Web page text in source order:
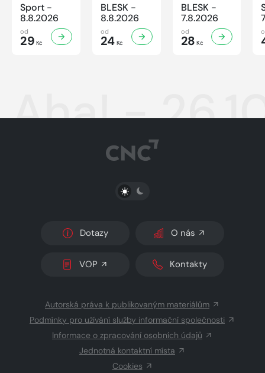
Sport -
8.8.2026
od
29 Kč
BLESK -
8.8.2026
od
24Kč
BLESK -
7.8.2026
od
28 Kč
Aha! -
PŘEPNOUT SVĚTLÝ/TMAVÝ REŽIM
Dotazy O nás
VOP Kontakty
Autorská práva k publikovaným materiálům
Podmínky pro užívání služby informační společnosti
Informace o zpracování osobních údajů
Jednotná kontaktní místa
Cookies